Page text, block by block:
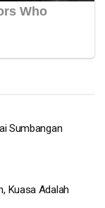
Sumbangan
Kuasa Adalah